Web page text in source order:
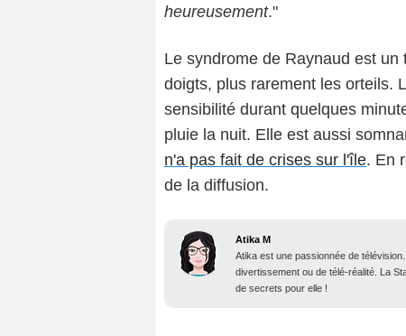
heureusement."
Le syndrome de Raynaud est
doigts, plus rarement les orteils.
sensibilité durant quelques
pluie la nuit. Elle est aussi
n'a pas fait de crises sur l'île. En
de la diffusion.
Atika M
Atika est une passionnée de
divertissement ou de télé-réalité. La
de secrets pour elle !